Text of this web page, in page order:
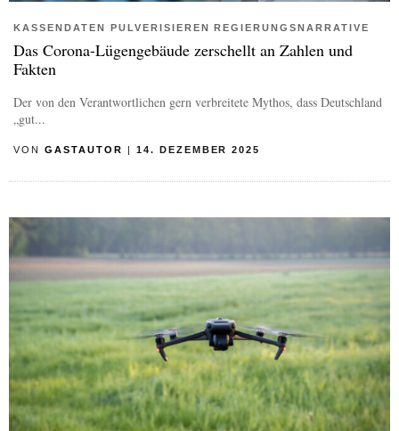
KASSENDATEN PULVERISIEREN REGIERUNGSNARRATIVE
Das Corona-Lügengebäude zerschellt an Zahlen und
Fakten
Der von den Verantwortlichen gern verbreitete Mythos, dass Deutschland
„gut...
VON GASTAUTOR | 14. DEZEMBER 2025